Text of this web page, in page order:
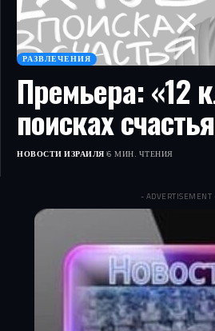
РАЗВЛЕЧЕНИЯ
Премьера: «12
поисках
НОВОСТИ ИЗРАИЛЯ 6 МИН. ЧТЕНИЯ
- ADVERTISEMENT